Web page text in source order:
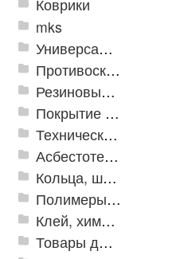
Коврики
mks
Универсальные модульные покрытия
Противоскользящая защита для лестниц, профили, ленты
Резиновые и ПВХ дорожки
Покрытие из резиновой крошки
Техническая резина
Асбестотехнические и теплоизоляционные материалы
Кольца, шайбы, манжеты
Полимеры и пластики
Клей, химия, сопутствующие товары
Товары для дома